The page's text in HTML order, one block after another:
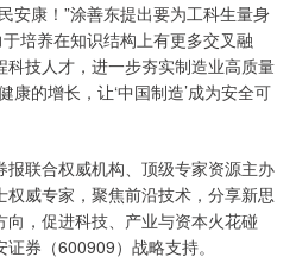
康！”涂善东提出要为工科生量身
培养在知识结构上有更多交叉融
技人才，进一步夯实制造业高质量
康的增长，让‘中国制造’成为安全可
联合权威机构、顶级专家资源主办
威专家，聚焦前沿技术，分享新思
，促进科技、产业与资本火花碰
券（600909）战略支持。